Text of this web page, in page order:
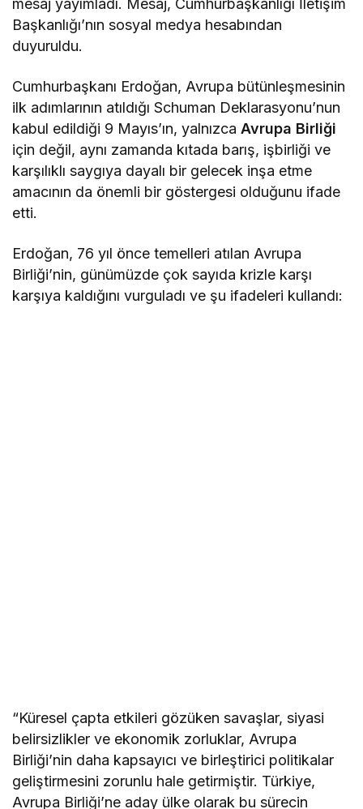
mesaj yayımladı. Mesaj, Cumhurbaşkanlığı İletişim
Başkanlığı’nın sosyal medya hesabından
duyuruldu.
Cumhurbaşkanı Erdoğan, Avrupa bütünleşmesinin
ilk adımlarının atıldığı Schuman Deklarasyonu’nun
kabul edildiği 9 Mayıs’ın, yalnızcaAvrupa Birliği
için değil, aynı zamanda kıtada barış, işbirliği ve
karşılıklı saygıya dayalı bir gelecek inşa etme
amacının da önemli bir göstergesi olduğunu ifade
etti.
Erdoğan, 76 yıl önce temelleri atılan Avrupa
Birliği’nin, günümüzde çok sayıda krizle karşı
karşıya kaldığını vurguladı ve şu ifadeleri kullandı:
“Küresel çapta etkileri gözüken savaşlar, siyasi
belirsizlikler ve ekonomik zorluklar, Avrupa
Birliği’nin daha kapsayıcı ve birleştirici politikalar
geliştirmesini zorunlu hale getirmiştir. Türkiye,
Avrupa Birliği’ne aday ülke olarak bu sürecin